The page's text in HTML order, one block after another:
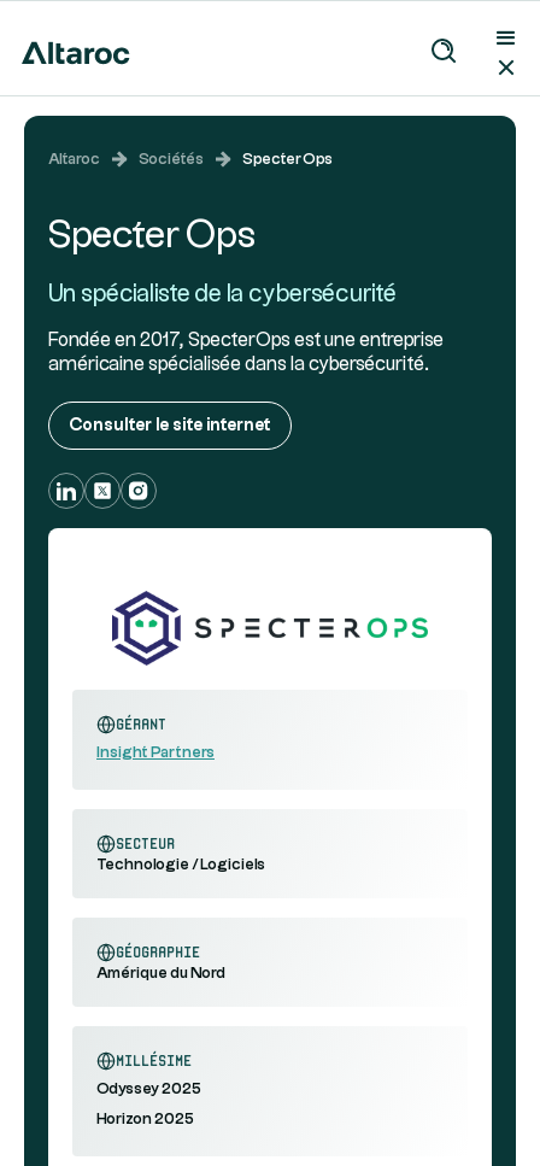
Altaroc Sociétés Specter Ops
Gérant
Insight Partners
secteur
Technologie / Logiciels
géographie
Amérique du Nord
millésime
Odyssey 2025
Horizon 2025
Specter Ops
Un spécialiste de la cybersécurité
Fondée en 2017, SpecterOps est une entreprise
américaine spécialisée dans la cybersécurité.
Consulter le site internet